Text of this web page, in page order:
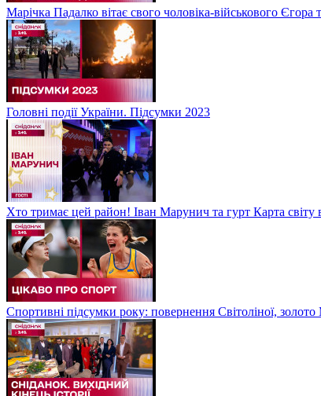
Марічка Падалко вітає свого чоловіка-військового Єгора
Головні події України. Підсумки 2023
Хто тримає цей район! Іван Марунич та гурт Карта світу
Спортивні підсумки року: повернення Світоліної,